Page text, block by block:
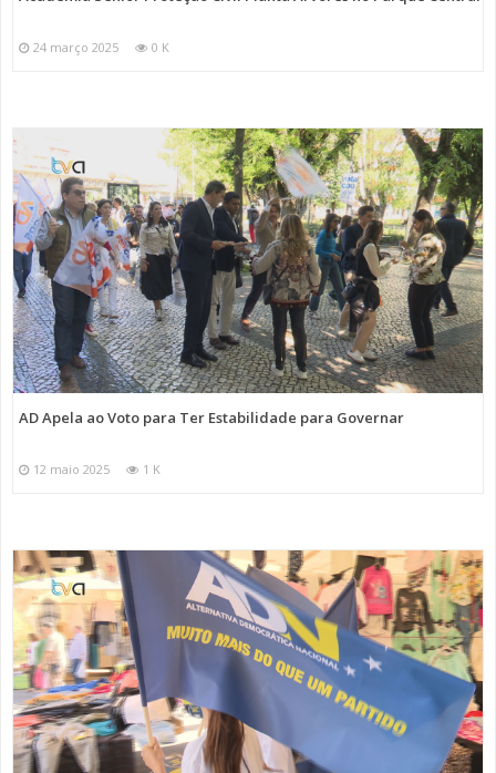
24 março 2025 0 K
AD Apela ao Voto para Ter Estabilidade para Governar
12 maio 2025 1 K